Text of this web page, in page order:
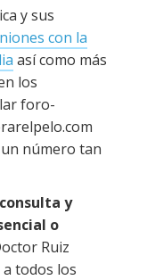
y sus
con la
así como más
los
foro-
un número tan
y
o
Ruiz
todos los